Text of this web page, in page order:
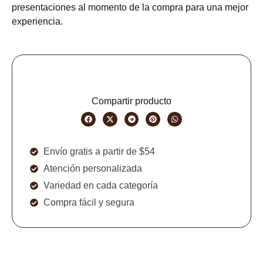
presentaciones al momento de la compra para una mejor
experiencia.
Compartir producto
Envío gratis a partir de $54
Atención personalizada
Variedad en cada categoría
Compra fácil y segura